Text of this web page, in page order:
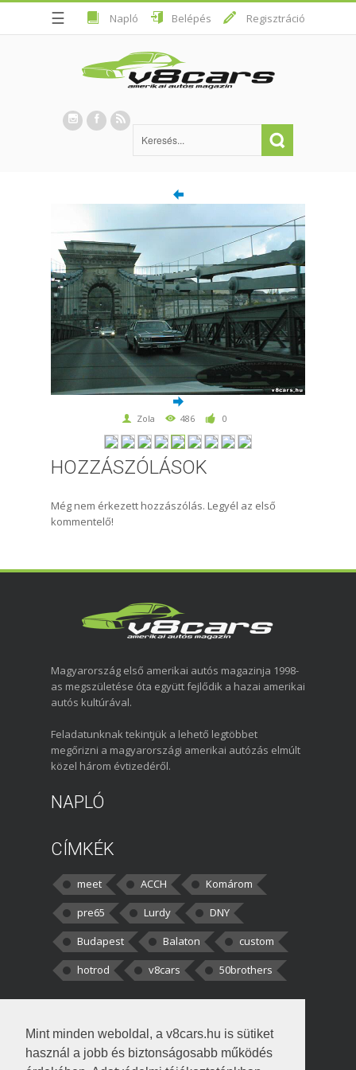
Mint minden weboldal, a v8cars.hu is sütiket
használ a jobb és biztonságosabb működés
☰ Napló Belépés Regisztráció
Zola 486 0
HOZZÁSZÓLÁSOK
Még nem érkezett hozzászólás. Legyél az első
kommentelő!
Magyarország első amerikai autós magazinja 1998-
as megszületése óta együtt fejlődik a hazai amerikai
autós kultúrával.
Feladatunknak tekintjük a lehető legtöbbet
megőrizni a magyarországi amerikai autózás elmúlt
közel három évtizedéről.
NAPLÓ
CÍMKÉK
meet ACCH
Komárom
pre65
Lurdy
DNY
Budapest
Balaton
custom
hotrod
v8cars 50brothers
kortisz:Elszúrtam! Én csak két
darabbaal számoltam. Nem tudtam, hogy fél autót,